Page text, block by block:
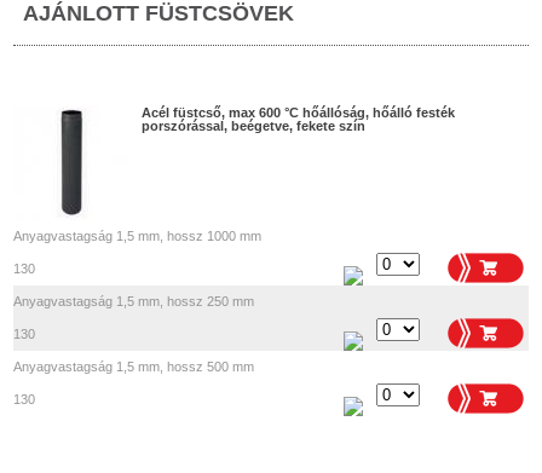
AJÁNLOTT FÜSTCSÖVEK
Acél füstcső, max 600 °C hőállóság, hőálló festék
porszórással, beégetve, fekete szín
Anyagvastagság 1,5 mm, hossz 1000 mm
130
Anyagvastagság 1,5 mm, hossz 250 mm
130
Anyagvastagság 1,5 mm, hossz 500 mm
130